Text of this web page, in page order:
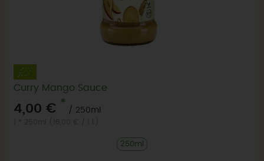
Curry Mango Sauce
4,00 € *
/ 250ml
250ml